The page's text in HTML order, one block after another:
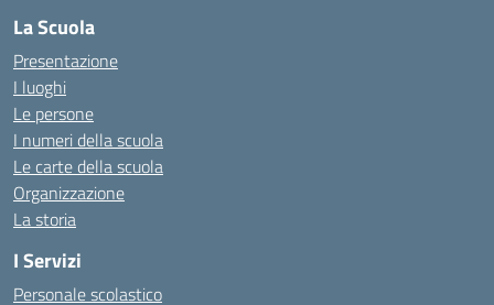
La Scuola
Presentazione
I luoghi
Le persone
I numeri della scuola
Le carte della scuola
Organizzazione
La storia
I Servizi
Personale scolastico